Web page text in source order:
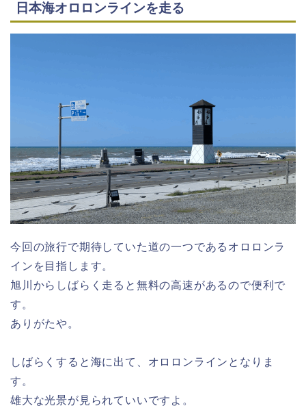
日本海オロロンラインを走る
今回の旅行で期待していた道の一つであるオロロンラ
インを目指します。
旭川からしばらく走ると無料の高速があるので便利で
す。
ありがたや。
しばらくすると海に出て、オロロンラインとなりま
す。
雄大な光景が見られていいですよ。